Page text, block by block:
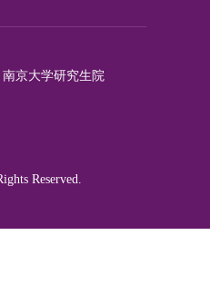
京大学研究生院
Reserved.